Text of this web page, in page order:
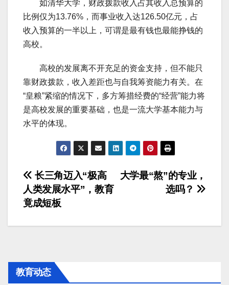
如清华大学，财政拨款收入占其收入总预算的
比例仅为13.76%，而事业收入达126.50亿元，占
收入预算的一半以上，可谓是最有钱也最能挣钱的
高校。
高校的发展离不开充足的资金支持，但不能只
靠财政拨款，收入差距也与自我筹资能力有关。在
“皇粮”紧缩的情况下，多方筹措经费的“经营”能力将
是高校发展的重要基础，也是一流大学基本能力与
水平的体现。
文
章
导
大学最“熬”的专业，
选吗？
长三角迈入“极高
人类发展水平”，教育
竟成短板
教育动态